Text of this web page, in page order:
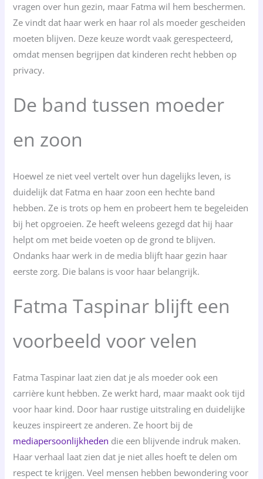
vragen over hun gezin, maar Fatma wil hem beschermen.
Ze vindt dat haar werk en haar rol als moeder gescheiden
moeten blijven. Deze keuze wordt vaak gerespecteerd,
omdat mensen begrijpen dat kinderen recht hebben op
privacy.
De band tussen moeder
en zoon
Hoewel ze niet veel vertelt over hun dagelijks leven, is
duidelijk dat Fatma en haar zoon een hechte band
hebben. Ze is trots op hem en probeert hem te begeleiden
bij het opgroeien. Ze heeft weleens gezegd dat hij haar
helpt om met beide voeten op de grond te blijven.
Ondanks haar werk in de media blijft haar gezin haar
eerste zorg. Die balans is voor haar belangrijk.
Fatma Taspinar blijft een
voorbeeld voor velen
Fatma Taspinar laat zien dat je als moeder ook een
carrière kunt hebben. Ze werkt hard, maar maakt ook tijd
voor haar kind. Door haar rustige uitstraling en duidelijke
keuzes inspireert ze anderen. Ze hoort bij de
mediapersoonlijkheden die een blijvende indruk maken.
Haar verhaal laat zien dat je niet alles hoeft te delen om
respect te krijgen. Veel mensen hebben bewondering voor